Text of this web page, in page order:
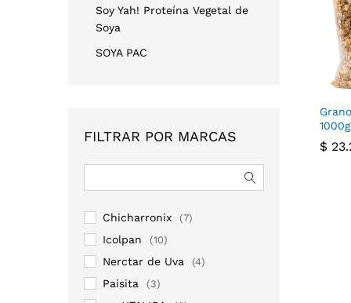
1000g
$
$
Soy Yah! Proteína Vegetal de
Soya
SOYA PAC
FILTRAR POR MARCAS
Chicharronix (7)
Icolpan (10)
Nerctar de Uva (4)
Paisita (3)